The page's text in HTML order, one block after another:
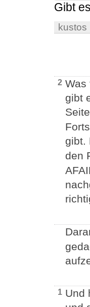
Gibt
kustos
2 Was
gibt
gibt.
den
1 Und